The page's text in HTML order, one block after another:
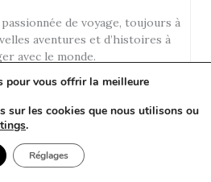
de voyage, toujours à
aventures et d’histoires à
avec le monde.
pour vous offrir la meilleure
sur les cookies que nous utilisons ou
.
Réglages